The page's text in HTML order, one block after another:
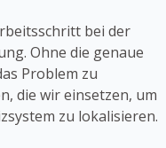
bei der
Ohne die genaue
Problem zu
die wir einsetzen, um
zu lokalisieren.